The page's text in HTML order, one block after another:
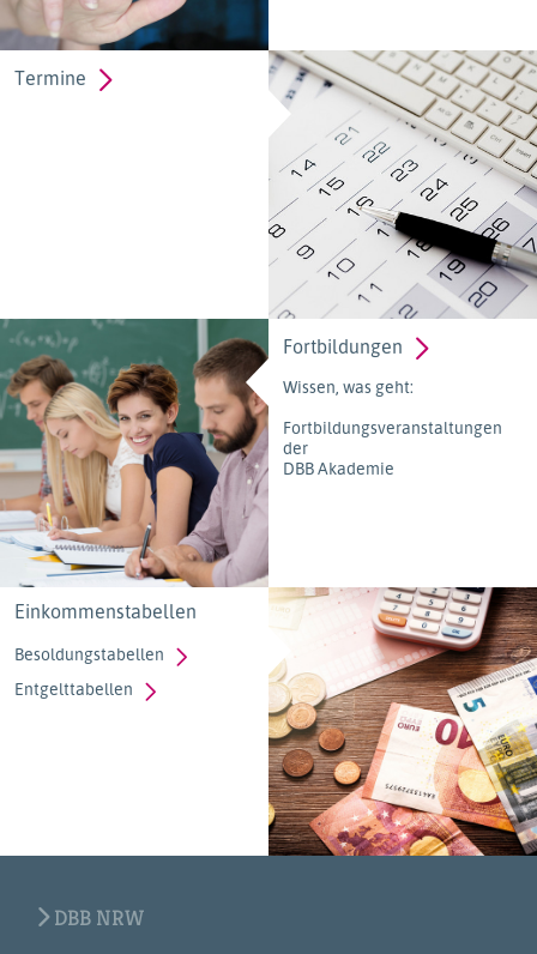
Termine
Fortbildungen
Wissen, was geht:
Fortbildungsveranstaltungen
der
DBB Akademie
Einkommenstabellen
Besoldungstabellen
Entgelttabellen
DBB NRW